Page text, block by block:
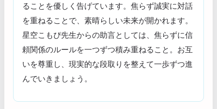
ることを優しく告げています。焦らず誠実に対話
を重ねることで、素晴らしい未来が開かれます。
星空こもぴ先生からの助言としては、焦らずに信
頼関係のルールを一つずつ積み重ねること。お互
いを尊重し、現実的な段取りを整えて一歩ずつ進
んでいきましょう。